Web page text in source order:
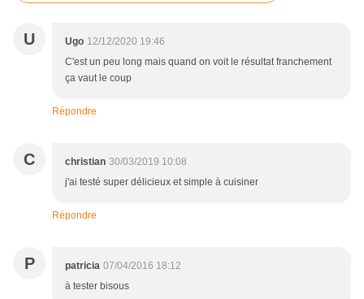
U Ugo 12/12/2020 19:46
C'est un peu long mais quand on voit le résultat franchement
ça vaut le coup
Répondre
C christian 30/03/2019 10:08
j'ai testé super délicieux et simple à cuisiner
Répondre
P patricia 07/04/2016 18:12
à tester bisous